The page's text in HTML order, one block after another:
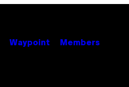
Waypoint Members